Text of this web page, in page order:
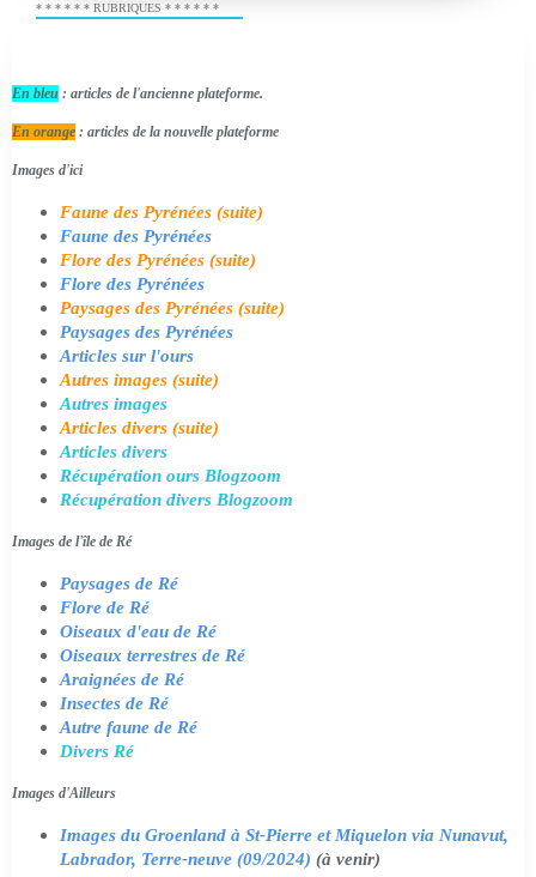
* * * * * * RUBRIQUES * * * * * *
En bleu : articles de l'ancienne plateforme.
En orange : articles de la nouvelle plateforme
Images d'ici
Faune des Pyrénées (suite)
Faune des Pyrénées
Flore des Pyrénées (suite)
Flore des Pyrénées
Paysages des Pyrénées (suite)
Paysages des Pyrénées
Articles sur l'ours
Autres images (suite)
Autres images
Articles divers (suite)
Articles divers
Récupération ours Blogzoom
Récupération divers Blogzoom
Images de l'île de Ré
Paysages de Ré
Flore de Ré
Oiseaux d'eau de Ré
Oiseaux terrestres de Ré
Araignées de Ré
Insectes de Ré
Autre faune de Ré
Divers Ré
Images d'Ailleurs
Images du Groenland à St-Pierre et Miquelon via Nunavut,
Labrador, Terre-neuve (09/2024) (à venir)